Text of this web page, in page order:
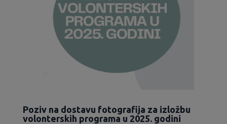
Poziv na dostavu fotografija za izložbu
volonterskih programa u 2025. godini